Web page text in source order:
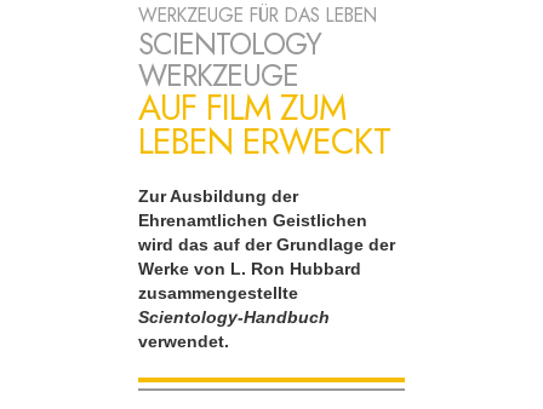
WERKZEUGE FÜR DAS LEBEN
SCIENTOLOGY
WERKZEUGE
AUF FILM ZUM
LEBEN ERWECKT
Zur Ausbildung der
Ehrenamtlichen Geistlichen
wird das auf der Grundlage der
Werke von L. Ron Hubbard
zusammengestellte
Scientology-Handbuch
verwendet.